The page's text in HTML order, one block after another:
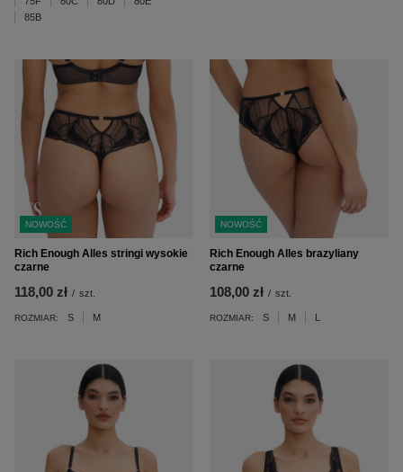
85B
NOWOŚĆ
Rich Enough Alles stringi wysokie
czarne
118,00 zł / szt.
ROZMIAR: S M
NOWOŚĆ
Rich Enough Alles brazyliany
czarne
108,00 zł / szt.
ROZMIAR: S M L